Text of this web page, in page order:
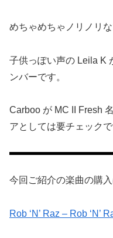
めちゃめちゃノリノリ
子供っぽい声の Leila K
ンバーです。
Carboo が MC II Fresh
アとしては要チェックで
今回ご紹介の楽曲の購
Rob ‘N’ Raz – Rob ‘N’